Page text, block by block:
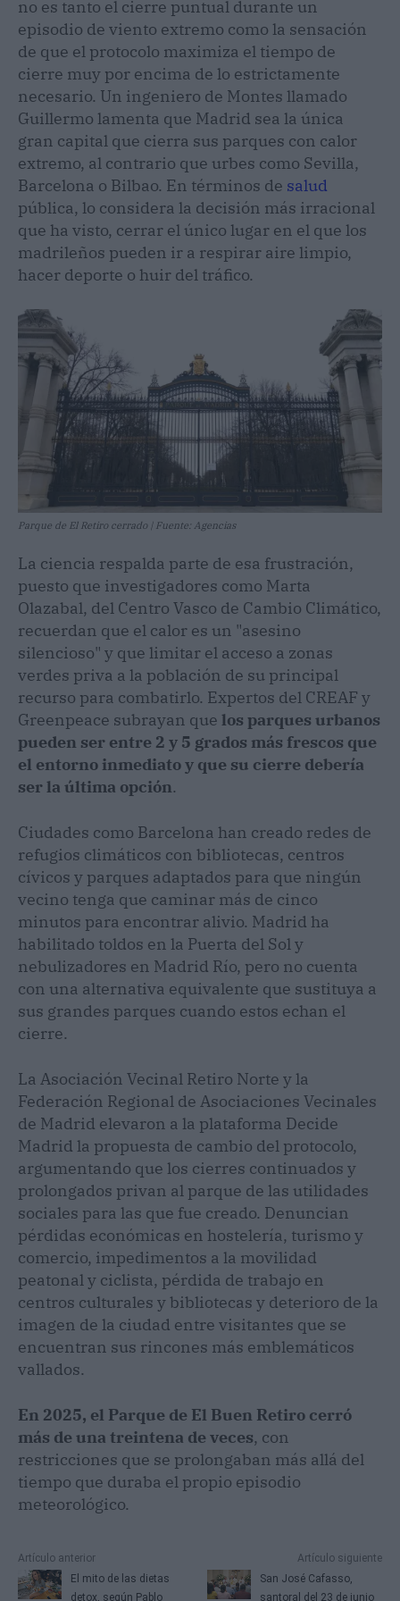
no es tanto el cierre puntual durante un
episodio de viento extremo como la sensación
de que el protocolo maximiza el tiempo de
cierre muy por encima de lo estrictamente
necesario. Un ingeniero de Montes llamado
Guillermo lamenta que Madrid sea la única
gran capital que cierra sus parques con calor
extremo, al contrario que urbes como Sevilla,
Barcelona o Bilbao. En términos de salud
pública, lo considera la decisión más irracional
que ha visto, cerrar el único lugar en el que los
madrileños pueden ir a respirar aire limpio,
hacer deporte o huir del tráfico.
Parque de El Retiro cerrado | Fuente: Agencias
La ciencia respalda parte de esa frustración,
puesto que investigadores como Marta
Olazabal, del Centro Vasco de Cambio Climático,
recuerdan que el calor es un "asesino
silencioso" y que limitar el acceso a zonas
verdes priva a la población de su principal
recurso para combatirlo. Expertos del CREAF y
Greenpeace subrayan que los parques urbanos
pueden ser entre 2 y 5 grados más frescos que
el entorno inmediato y que su cierre debería
ser la última opción.
Ciudades como Barcelona han creado redes de
refugios climáticos con bibliotecas, centros
cívicos y parques adaptados para que ningún
vecino tenga que caminar más de cinco
minutos para encontrar alivio. Madrid ha
habilitado toldos en la Puerta del Sol y
nebulizadores en Madrid Río, pero no cuenta
con una alternativa equivalente que sustituya a
sus grandes parques cuando estos echan el
cierre.
La Asociación Vecinal Retiro Norte y la
Federación Regional de Asociaciones Vecinales
de Madrid elevaron a la plataforma Decide
Madrid la propuesta de cambio del protocolo,
argumentando que los cierres continuados y
prolongados privan al parque de las utilidades
sociales para las que fue creado. Denuncian
pérdidas económicas en hostelería, turismo y
comercio, impedimentos a la movilidad
peatonal y ciclista, pérdida de trabajo en
centros culturales y bibliotecas y deterioro de la
imagen de la ciudad entre visitantes que se
encuentran sus rincones más emblemáticos
vallados.
En 2025, el Parque de El Buen Retiro cerró
más de una treintena de veces, con
restricciones que se prolongaban más allá del
tiempo que duraba el propio episodio
meteorológico.
Artículo anterior
El mito de las dietas
detox, según Pablo
Artículo siguiente
San José Cafasso,
santoral del 23 de junio